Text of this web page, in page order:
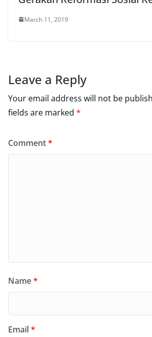
March 11, 2019
Leave a Reply
Your email address will not be
fields are marked *
Comment*
Name*
Email*